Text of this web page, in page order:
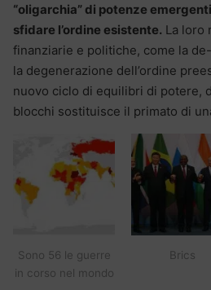
“oligarchia” di potenze
sfidare l’ordine esistente. La loro
finanziarie e politiche, come la
la degenerazione dell’ordine
nuovo ciclo di equilibri di potere,
blocchi sostituisce il primato di
Sono 56 le guerre
in corso nel mondo
Brics